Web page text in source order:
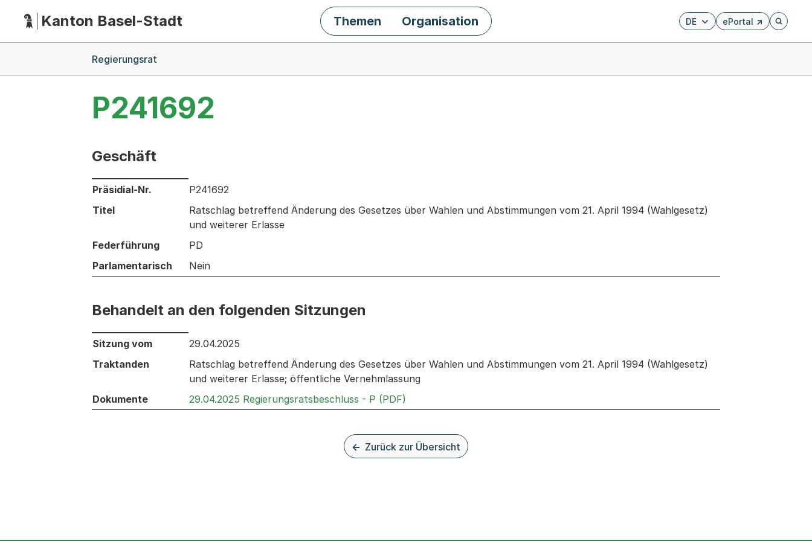
HauptnavigationKanton Basel-Stadt DE ePortal
Externer Link, wird in
Öffnet
Themen Organisation
Regierungsrat
P241692
Geschäft
Informationen zum Ausgewählten Geschäft
Präsidial-Nr.
P241692
Titel
Ratschlag betreffend Änderung des Gesetzes über Wahlen und Abstimmungen vom 21. April 1994 (Wahlgesetz)
und weiterer Erlasse
Federführung
PD
Parlamentarisch
Nein
Behandelt an den folgenden Sitzungen
Behandelt an den folgenden Sitzungen: Informationen zu den Sitzungen zum Geschäft
Sitzung vom
29.04.2025
Traktanden
Ratschlag betreffend Änderung des Gesetzes über Wahlen und Abstimmungen vom 21. April 1994 (Wahlgesetz)
und weiterer Erlasse; öffentliche Vernehmlassung
Dokumente
29.04.2025 Regierungsratsbeschluss - P (PDF)
Zurück zur Übersicht